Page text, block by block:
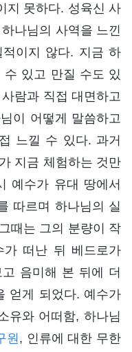
지 못하다. 성육신 사
나님의 사역을 느낀
이지 않다. 지금 하
있고 만질 수도 있
람과 직접 대면하고
이 어떻게 말씀하고
느낄 수 있다. 과거
지금 체험하는 것만
예수가 유대 땅에서
따르며 하나님의 실
때는 그의 분량이 작
가 떠난 뒤 베드로가
음미해 본 뒤에 더
얻게 되었다. 예수가
유와 어떠함, 하나님
원 , 인류에 대한 무한